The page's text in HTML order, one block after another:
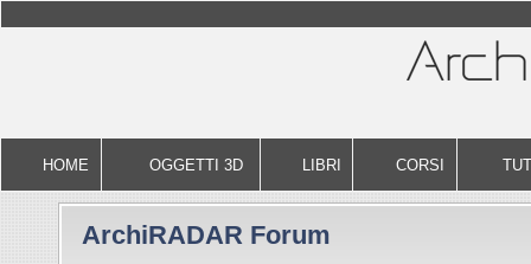
HOME OGGETTI 3D LIBRI CORSI
ArchiRADAR Forum